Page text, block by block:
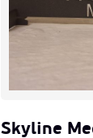
Skyline